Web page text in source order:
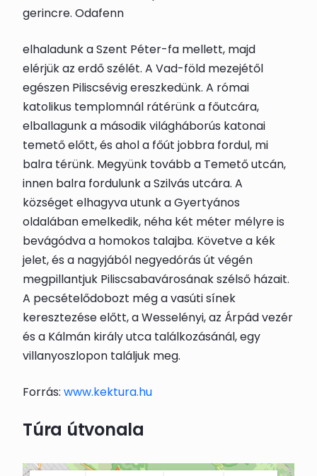
gerincre. Odafenn
elhaladunk a Szent Péter-fa mellett, majd
elérjük az erdő szélét. A Vad-föld mezejétől
egészen Piliscsévig ereszkedünk. A római
katolikus templomnál rátérünk a főutcára,
elballagunk a második világháborús katonai
temető előtt, és ahol a főút jobbra fordul, mi
balra térünk. Megyünk tovább a Temető utcán,
innen balra fordulunk a Szilvás utcára. A
községet elhagyva utunk a Gyertyános
oldalában emelkedik, néha két méter mélyre is
bevágódva a homokos talajba. Követve a kék
jelet, és a nagyjából negyedórás út végén
megpillantjuk Piliscsabavárosának szélső házait.
A pecsételődobozt még a vasúti sínek
keresztezése előtt, a Wesselényi, az Árpád vezér
és a Kálmán király utca találkozásánál, egy
villanyoszlopon találjuk meg.
Forrás: www.kektura.hu
Túra útvonala